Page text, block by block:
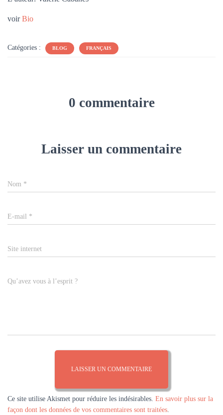
voirBio
Catégories : BLOG FRANÇAIS
0 commentaire
Laisser un commentaire
Nom *
E-mail *
Site internet
Qu’avez vous à l’esprit ?
Ce site utilise Akismet pour réduire les indésirables. En savoir plus sur la
façon dont les données de vos commentaires sont traitées